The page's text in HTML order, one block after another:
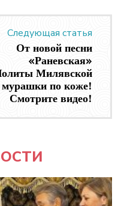
Следующая статья
От новой песни
«Раневская»
Милявской
мурашки по коже!
Смотрите видео!